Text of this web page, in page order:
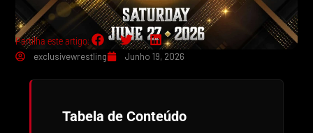
Partilha este artigo:
exclusivewrestling
Junho 19, 2026
Tabela de Conteúdo